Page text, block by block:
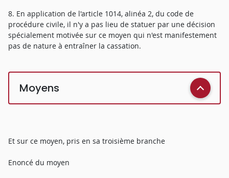
8. En application de l'article 1014, alinéa 2, du code de
procédure civile, il n'y a pas lieu de statuer par une décision
spécialement motivée sur ce moyen qui n'est manifestement
pas de nature à entraîner la cassation.
Moyens
Et sur ce moyen, pris en sa troisième branche
Enoncé du moyen